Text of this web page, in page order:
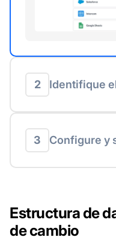
2 Identifique
3 Configure y
Estructura de
de cambio